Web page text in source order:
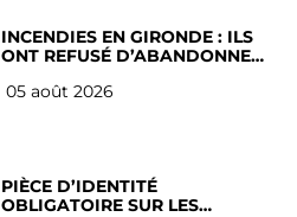
INCENDIES EN GIRONDE : ILS
ONT REFUSÉ D’ABANDONNER
05 août 2026
PIÈCE D’IDENTITÉ
OBLIGATOIRE SUR LES